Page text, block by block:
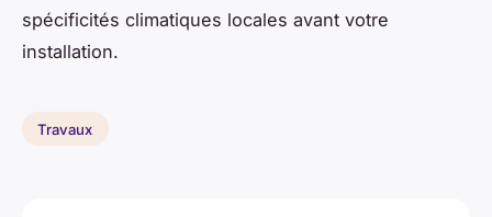
spécificités climatiques locales avant votre
installation.
Travaux